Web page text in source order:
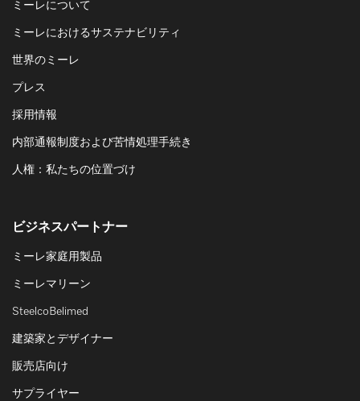
ミーレについて
ミーレにおけるサステナビリティ
世界のミーレ
プレス
採用情報
内部通報制度および苦情処理手続き
人権：私たちの位置づけ
ビジネスパートナー
ミーレ家庭用製品
ミーレマリーン
SteelcoBelimed
建築家とデザイナー
販売店向け
サプライヤー